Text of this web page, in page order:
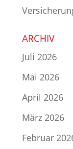
ARCHIV
Juli 2026
Mai 2026
April 2026
März 2026
Februar